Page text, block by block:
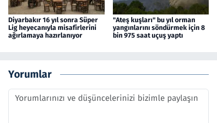
Diyarbakır 16 yıl sonra Süper
Lig heyecanıyla misafirlerini
ağırlamaya hazırlanıyor
"Ateş kuşları" bu yıl orman
yangınlarını söndürmek için 8
bin 975 saat uçuş yaptı
Yorumlar